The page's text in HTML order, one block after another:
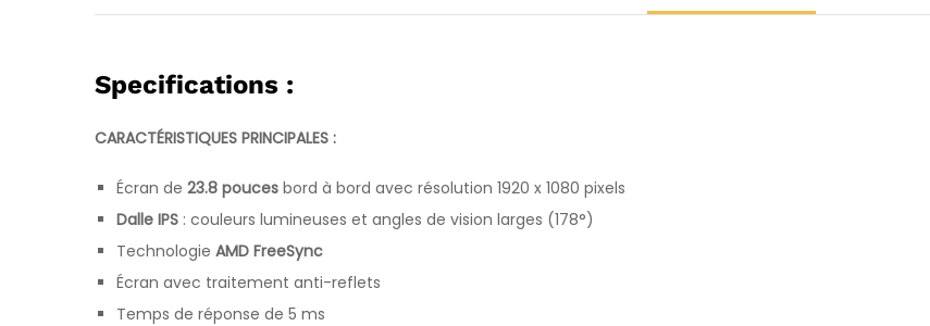
Specifications :
CARACTÉRISTIQUES PRINCIPALES :
Écran de 23.8 pouces bord à bord avec résolution 1920 x 1080 pixels
Dalle IPS : couleurs lumineuses et angles de vision larges (178°)
Technologie AMD FreeSync
Écran avec traitement anti-reflets
Temps de réponse de 5 ms